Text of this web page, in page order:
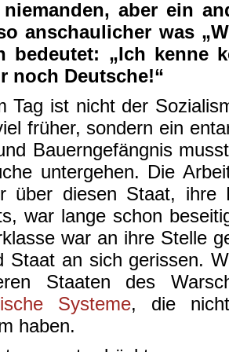
niemanden, aber ein
anschaulicher was
bedeutet: „Ich kenne
noch Deutsche!“
Tag ist nicht der
früher, sondern ein
Bauerngefängnis
untergehen. Die
über diesen Staat, ihre
war lange schon
war an ihre Stelle
Staat an sich gerissen.
Staaten des
Systeme, die
haben.